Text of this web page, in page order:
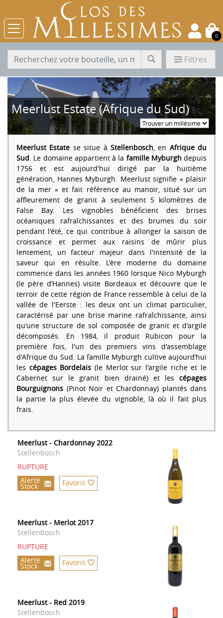
0
Filtres
Meerlust Estate (Afrique du Sud)
Meerlust Estate se situe à Stellenbosch, en Afrique du
Sud. Le domaine appartient à la famille Myburgh depuis
1756 et est aujourd'hui dirigé par la huitième
génération, Hannes Myburgh. Meerlust signifie « plaisir
de la mer » et fait référence au manoir, situé sur un
affleurement de granit à seulement 5 kilomètres de
False Bay. Les vignobles bénéficient des brises
océaniques rafraîchissantes et des brumes du soir
pendant l'été, ce qui contribue à allonger la saison de
croissance et permet aux raisins de mûrir plus
lentement, un facteur majeur dans l'intensité de la
saveur qui en résulte. L'ère moderne du domaine
commence dans les années 1960 lorsque Nico Myburgh
(le père d’Hannes) visite Bordeaux et découvre que le
terroir de cette région de France ressemble à celui de la
vallée de l'Eerste : les deux ont un climat particulier,
caractérisé par une brise marine rafraîchissante, ainsi
qu’une structure de sol composée de granit et d'argile
décomposés. En 1984, il produit Rubicon pour la
première fois, l'un des premiers vins d'assemblage
d'Afrique du Sud. La famille Myburgh cultive aujourd’hui
les cépages Bordelais (le Merlot sur l'argile riche et le
Cabernet sur le granit bien drainé) et les cépages
Bourguignons (Pinot Noir et Chardonnay) plantés dans
la partie la plus élevée du vignoble, là où il fait plus
frais.
Meerlust - Chardonnay 2022
Stellenbosch
RUPTURE
Alerte
Stock Favoris
Meerlust - Merlot 2017
Stellenbosch
RUPTURE
Alerte
Stock Favoris
Meerlust - Red 2019
Stellenbosch